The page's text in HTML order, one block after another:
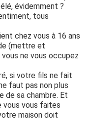
évidemment ?
tous
chez vous à 16 ans
(mettre et
ne vous occupez
si votre fils ne fait
faut pas non plus
de sa chambre. Et
vous vous faites
maison doit